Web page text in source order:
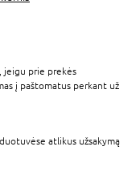
jeigu prie prekės
į paštomatus perkant už
atlikus užsakymą